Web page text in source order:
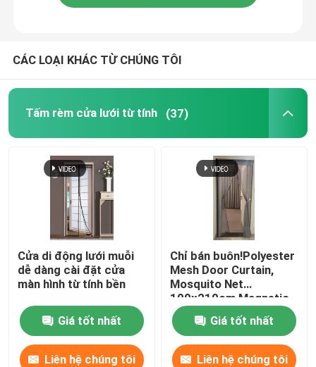
CÁC LOẠI KHÁC TỪ CHÚNG TÔI
Tấm rèm cửa lưới từ tính (37)
Cửa di động lưới muỗi
dễ dàng cài đặt cửa
màn hình từ tính bền
Giá tốt nhất
Liên hệ chúng tôi
Chỉ bán buôn!Polyester
Mesh Door Curtain,
Mosquito Net
100x210cm Magnetic
Screen Door Soft Mesh
Door
Giá tốt nhất
Liên hệ chúng tôi